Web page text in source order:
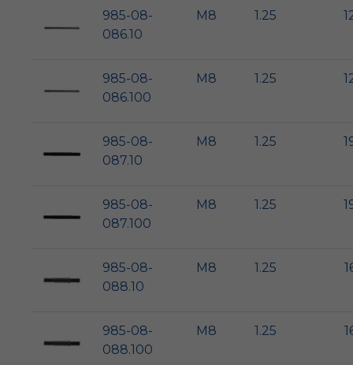
985-08-
086.10
M8 1.25
985-08-
086.100
M8 1.25
985-08-
087.10
M8 1.25
985-08-
087.100
M8 1.25
985-08-
088.10
M8 1.25
985-08-
088.100
M8 1.25